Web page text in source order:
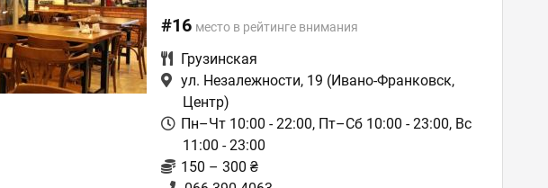
#16 место в рейтинге внимания
Грузинская
ул. Незалежности, 19 (Ивано-Франковск,
Центр)
Пн–Чт 10:00 - 22:00, Пт–Сб 10:00 - 23:00, Вс
11:00 - 23:00
150 – 300 ₴